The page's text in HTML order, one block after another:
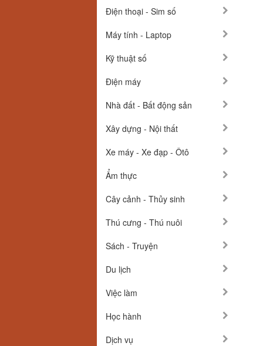
Điện thoại - Sim số
Máy tính - Laptop
Kỹ thuật số
Điện máy
Nhà đất - Bất động sản
Xây dựng - Nội thất
Xe máy - Xe đạp - Ôtô
Ẩm thực
Cây cảnh - Thủy sinh
Thú cưng - Thú nuôi
Sách - Truyện
Du lịch
Việc làm
Học hành
Dịch vụ